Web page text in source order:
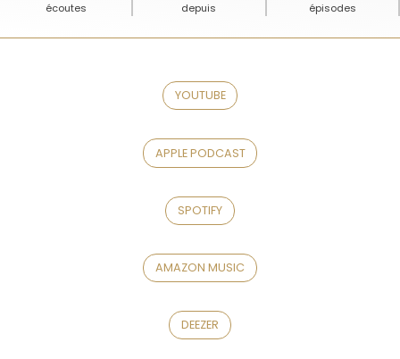
écoutes depuis épisodes
YOUTUBE
APPLE PODCAST
SPOTIFY
AMAZON MUSIC
DEEZER